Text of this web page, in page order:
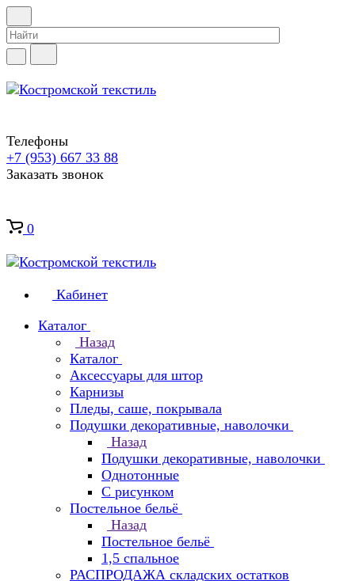
Телефоны
+7 (953) 667 33 88
Заказать звонок
0
Кабинет
Каталог
Назад
Каталог
Аксессуары для штор
Карнизы
Пледы, саше, покрывала
Подушки декоративные, наволочки
Назад
Подушки декоративные, наволочки
Однотонные
С рисунком
Постельное бельё
Назад
Постельное бельё
1,5 спальное
РАСПРОДАЖА складских остатков